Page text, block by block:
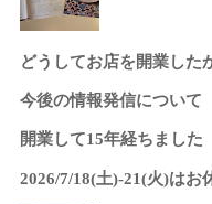
どうしてお店を開業した
今後の情報発信について
開業して15年経ちました
2026/7/18(土)-21(火)はお